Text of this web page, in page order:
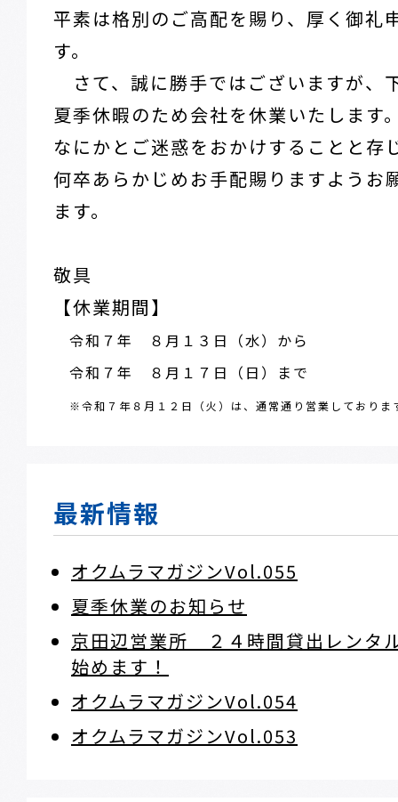
平素は格別のご高配を賜り、厚く御礼
す。
さて、誠に勝手ではございますが、
夏季休暇のため会社を休業いたします
なにかとご迷惑をおかけすることと存
何卒あらかじめお手配賜りますようお
ます。
敬具
【休業期間】
令和７年 ８月１３日（水）から
令和７年 ８月１７日（日）まで
※令和７年８月１２日（火）は、通常通り営業しておりま
最新情報
オクムラマガジンVol.055
夏季休業のお知らせ
京田辺営業所 ２４時間貸出レン
始めます！
オクムラマガジンVol.054
オクムラマガジンVol.053